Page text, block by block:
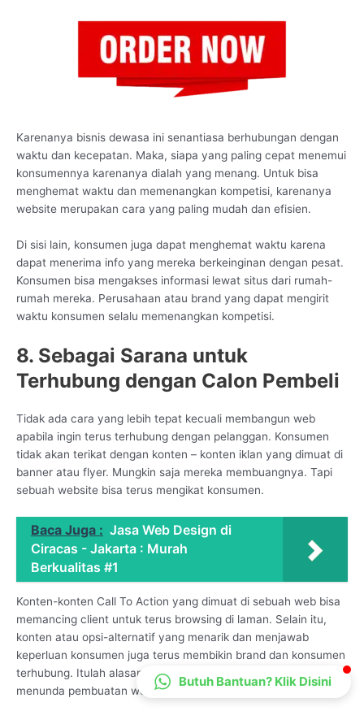
Karenanya bisnis dewasa ini senantiasa berhubungan dengan
waktu dan kecepatan. Maka, siapa yang paling cepat menemui
konsumennya karenanya dialah yang menang. Untuk bisa
menghemat waktu dan memenangkan kompetisi, karenanya
website merupakan cara yang paling mudah dan efisien.
Di sisi lain, konsumen juga dapat menghemat waktu karena
dapat menerima info yang mereka berkeinginan dengan pesat.
Konsumen bisa mengakses informasi lewat situs dari rumah-
rumah mereka. Perusahaan atau brand yang dapat mengirit
waktu konsumen selalu memenangkan kompetisi.
8. Sebagai Sarana untuk
Terhubung dengan Calon Pembeli
Tidak ada cara yang lebih tepat kecuali membangun web
apabila ingin terus terhubung dengan pelanggan. Konsumen
tidak akan terikat dengan konten – konten iklan yang dimuat di
banner atau flyer. Mungkin saja mereka membuangnya. Tapi
sebuah website bisa terus mengikat konsumen.
Baca Juga : Jasa Web Design di
Ciracas - Jakarta : Murah
Berkualitas #1
Konten-konten Call To Action yang dimuat di sebuah web bisa
memancing client untuk terus browsing di laman. Selain itu,
konten atau opsi-alternatif yang menarik dan menjawab
keperluan konsumen juga terus membikin brand dan konsumen
terhubung. Itulah alasannya kenapa Anda tak perlu lagi
menunda pembuatan web di layanan kami.
CS Lenteraweb
Online
Butuh Bantuan? Klik Disini